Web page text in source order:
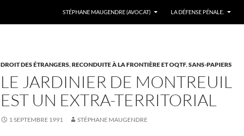
STÉPHANE MAUGENDRE (AVOCAT)
LA DÉFENSE PÉNALE.
DROIT DES ÉTRANGERS,RECONDUITE À LA FRONTIÈRE ET OQTF,SANS-PAPIERS
LE JARDINIER DE MONTREUIL
EST UN EXTRA-TERRITORIAL
1 SEPTEMBRE 1991 STÉPHANE MAUGENDRE